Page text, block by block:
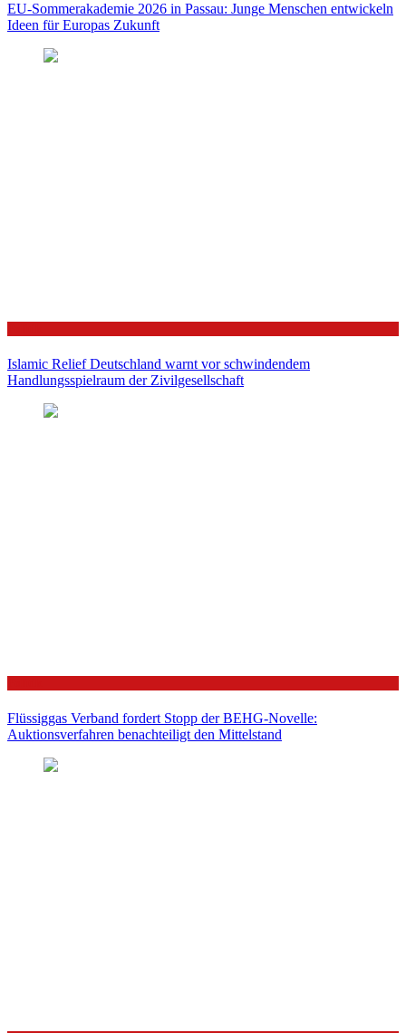
EU-Sommerakademie 2026 in Passau: Junge Menschen entwickeln
Ideen für Europas Zukunft
Islamic Relief Deutschland warnt vor schwindendem
Handlungsspielraum der Zivilgesellschaft
Flüssiggas Verband fordert Stopp der BEHG-Novelle:
Auktionsverfahren benachteiligt den Mittelstand